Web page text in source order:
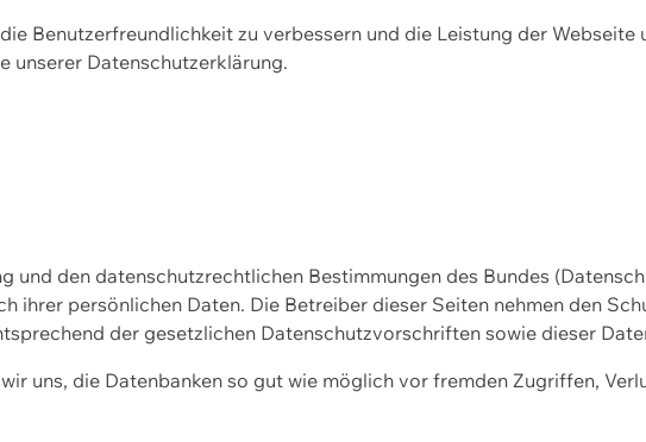
Benutzerfreundlichkeit zu verbessern und die Leistung der Webseite
unserer Datenschutzerklärung.
und den datenschutzrechtlichen Bestimmungen des Bundes
ihrer persönlichen Daten. Die Betreiber dieser Seiten nehmen den
der gesetzlichen Datenschutzvorschriften sowie dieser
uns, die Datenbanken so gut wie möglich vor fremden Zugriffen,